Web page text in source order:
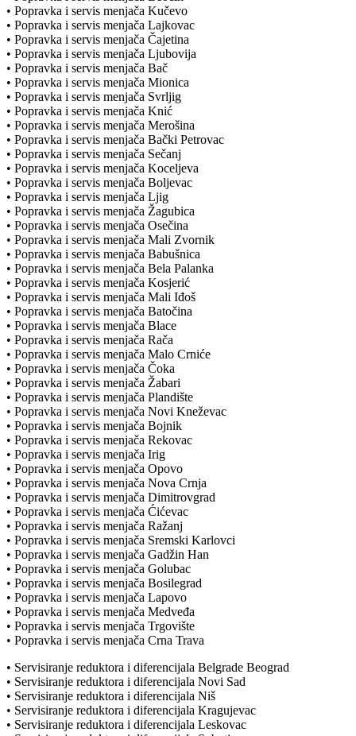
• Popravka i servis menjača Kučevo
• Popravka i servis menjača Lajkovac
• Popravka i servis menjača Čajetina
• Popravka i servis menjača Ljubovija
• Popravka i servis menjača Bač
• Popravka i servis menjača Mionica
• Popravka i servis menjača Svrljig
• Popravka i servis menjača Knić
• Popravka i servis menjača Merošina
• Popravka i servis menjača Bački Petrovac
• Popravka i servis menjača Sečanj
• Popravka i servis menjača Koceljeva
• Popravka i servis menjača Boljevac
• Popravka i servis menjača Ljig
• Popravka i servis menjača Žagubica
• Popravka i servis menjača Osečina
• Popravka i servis menjača Mali Zvornik
• Popravka i servis menjača Babušnica
• Popravka i servis menjača Bela Palanka
• Popravka i servis menjača Kosjerić
• Popravka i servis menjača Mali Iđoš
• Popravka i servis menjača Batočina
• Popravka i servis menjača Blace
• Popravka i servis menjača Rača
• Popravka i servis menjača Malo Crniće
• Popravka i servis menjača Čoka
• Popravka i servis menjača Žabari
• Popravka i servis menjača Plandište
• Popravka i servis menjača Novi Kneževac
• Popravka i servis menjača Bojnik
• Popravka i servis menjača Rekovac
• Popravka i servis menjača Irig
• Popravka i servis menjača Opovo
• Popravka i servis menjača Nova Crnja
• Popravka i servis menjača Dimitrovgrad
• Popravka i servis menjača Ćićevac
• Popravka i servis menjača Ražanj
• Popravka i servis menjača Sremski Karlovci
• Popravka i servis menjača Gadžin Han
• Popravka i servis menjača Golubac
• Popravka i servis menjača Bosilegrad
• Popravka i servis menjača Lapovo
• Popravka i servis menjača Medveđa
• Popravka i servis menjača Trgovište
• Popravka i servis menjača Crna Trava
• Servisiranje reduktora i diferencijala Belgrade Beograd
• Servisiranje reduktora i diferencijala Novi Sad
• Servisiranje reduktora i diferencijala Niš
• Servisiranje reduktora i diferencijala Kragujevac
• Servisiranje reduktora i diferencijala Leskovac